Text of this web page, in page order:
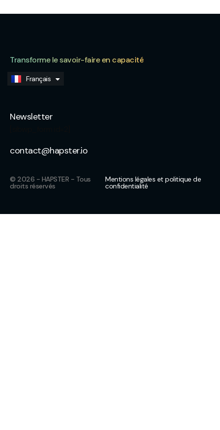
Transforme le savoir-faire en capacité
Français
English
Newsletter
contact@hapster.io
© 2026 - HAPSTER - Tous
droits réservés
Mentions légales et politique de
confidentialité